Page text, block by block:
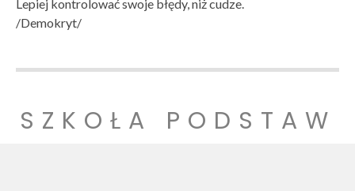
Lepiej kontrolować swoje błędy, niż cudze.
/Demokryt/
SZKOŁA PODSTAW